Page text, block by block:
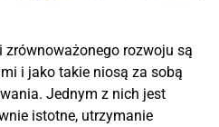
zrównoważonego rozwoju są
i jako takie niosą za sobą
Jednym z nich jest
istotne, utrzymanie